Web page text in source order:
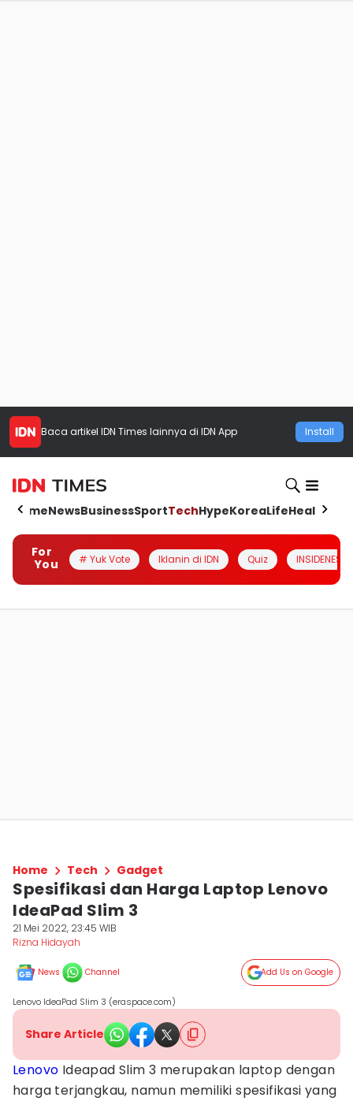
Baca artikel IDN Times lainnya di IDN App Install
HomeNewsBusinessSportTechHypeKoreaLifeHealth
For
You
# Yuk Vote Iklanin di IDN Quiz INSIDENESIA
Home Tech Gadget
Spesifikasi dan Harga Laptop Lenovo
IdeaPad Slim 3
21 Mei 2022, 23:45 WIB
Rizna Hidayah
News Channel Add Us on Google
Lenovo IdeaPad Slim 3 (eraspace.com)
Share Article
Lenovo Ideapad Slim 3 merupakan laptop dengan
harga terjangkau, namun memiliki spesifikasi yang